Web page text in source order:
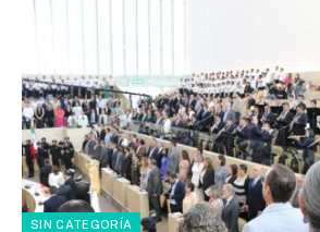
SIN CATEGORÍA